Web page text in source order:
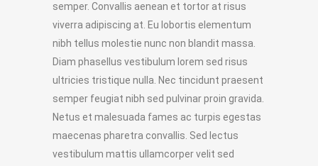
semper. Convallis aenean et tortor at risus
viverra adipiscing at. Eu lobortis elementum
nibh tellus molestie nunc non blandit massa.
Diam phasellus vestibulum lorem sed risus
ultricies tristique nulla. Nec tincidunt praesent
semper feugiat nibh sed pulvinar proin gravida.
Netus et malesuada fames ac turpis egestas
maecenas pharetra convallis. Sed lectus
vestibulum mattis ullamcorper velit sed